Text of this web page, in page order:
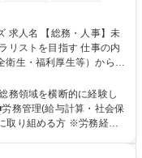
日祝休み 寮・社宅あり
を目指す 仕事の内
衛生・福利厚生等）からお
守備範囲を広げ、組織運
健康経営推進等をお任せ
く経験を積んでいただき
務領域を横断的に経験し
取り組める方 ※労務経験